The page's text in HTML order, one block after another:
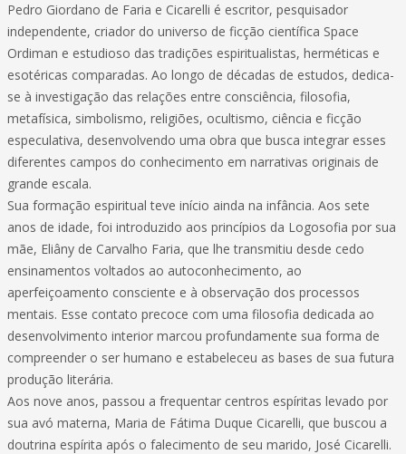
Pedro Giordano de Faria e Cicarelli é escritor, pesquisador
independente, criador do universo de ficção científica Space
Ordiman e estudioso das tradições espiritualistas, herméticas e
esotéricas comparadas. Ao longo de décadas de estudos, dedica-
se à investigação das relações entre consciência, filosofia,
metafísica, simbolismo, religiões, ocultismo, ciência e ficção
especulativa, desenvolvendo uma obra que busca integrar esses
diferentes campos do conhecimento em narrativas originais de
grande escala.
Sua formação espiritual teve início ainda na infância. Aos sete
anos de idade, foi introduzido aos princípios da Logosofia por sua
mãe, Eliâny de Carvalho Faria, que lhe transmitiu desde cedo
ensinamentos voltados ao autoconhecimento, ao
aperfeiçoamento consciente e à observação dos processos
mentais. Esse contato precoce com uma filosofia dedicada ao
desenvolvimento interior marcou profundamente sua forma de
compreender o ser humano e estabeleceu as bases de sua futura
produção literária.
Aos nove anos, passou a frequentar centros espíritas levado por
sua avó materna, Maria de Fátima Duque Cicarelli, que buscou a
doutrina espírita após o falecimento de seu marido, José Cicarelli.